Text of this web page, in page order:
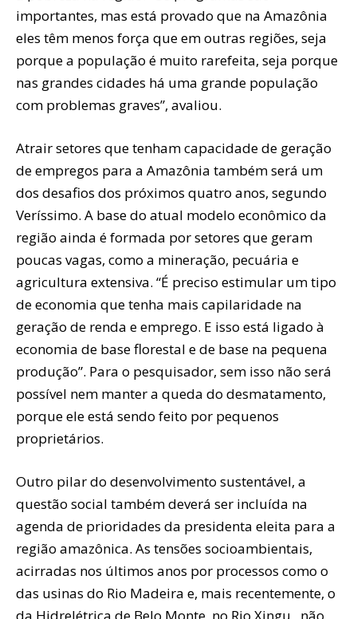
importantes, mas está provado que na Amazônia
eles têm menos força que em outras regiões, seja
porque a população é muito rarefeita, seja porque
nas grandes cidades há uma grande população
com problemas graves”, avaliou.
Atrair setores que tenham capacidade de geração
de empregos para a Amazônia também será um
dos desafios dos próximos quatro anos, segundo
Veríssimo. A base do atual modelo econômico da
região ainda é formada por setores que geram
poucas vagas, como a mineração, pecuária e
agricultura extensiva. “É preciso estimular um tipo
de economia que tenha mais capilaridade na
geração de renda e emprego. E isso está ligado à
economia de base florestal e de base na pequena
produção”. Para o pesquisador, sem isso não será
possível nem manter a queda do desmatamento,
porque ele está sendo feito por pequenos
proprietários.
Outro pilar do desenvolvimento sustentável, a
questão social também deverá ser incluída na
agenda de prioridades da presidenta eleita para a
região amazônica. As tensões socioambientais,
acirradas nos últimos anos por processos como o
das usinas do Rio Madeira e, mais recentemente, o
da Hidrelétrica de Belo Monte, no Rio Xingu, não